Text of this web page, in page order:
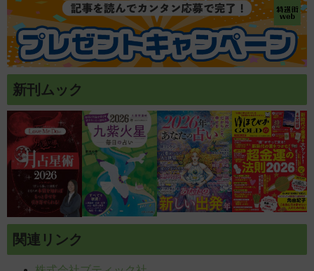
新刊ムック
関連リンク